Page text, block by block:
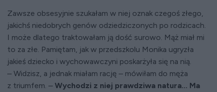
Zawsze obsesyjnie szukałam w niej oznak czegoś złego,
jakichś niedobrych genów odziedziczonych po rodzicach.
I może dlatego traktowałam ją dość surowo. Mąż miał mi
to za złe. Pamiętam, jak w przedszkolu Monika ugryzła
jakieś dziecko i wychowawczyni poskarżyła się na nią.
– Widzisz, a jednak miałam rację – mówiłam do męża
z triumfem. – Wychodzi z niej prawdziwa natura... Ma